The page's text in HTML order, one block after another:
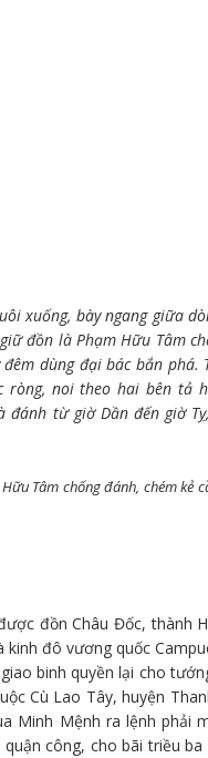
xuống, bày ngang giữa
đồn là Phạm Hữu Tâm
dùng đại bác bắn phá.
noi theo hai bên tả
từ giờ Dần đến giờ
Tâm chống đánh, chém kẻ
đồn Châu Đốc, thành
đô vương quốc
binh quyền lại cho
Cù Lao Tây, huyện
Minh Mệnh ra lệnh phải
công, cho bãi triều